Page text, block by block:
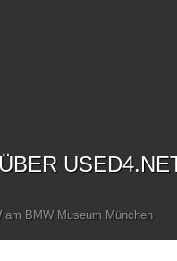
ÜBER
am BMW Museum München